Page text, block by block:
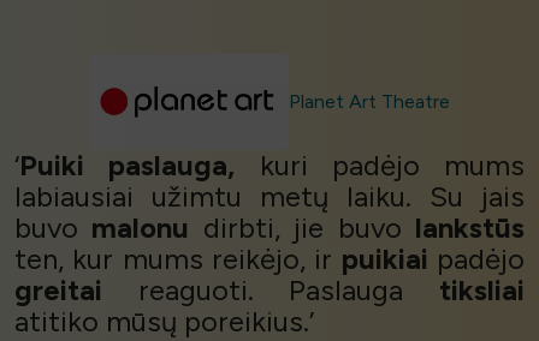
Planet Art Theatre
‘Puiki paslauga, kuri padėjo mums
labiausiai užimtu metų laiku. Su jais
buvo malonu dirbti, jie buvo lankstūs
ten, kur mums reikėjo, ir puikiai padėjo
greitai reaguoti. Paslauga tiksliai
atitiko mūsų poreikius.’